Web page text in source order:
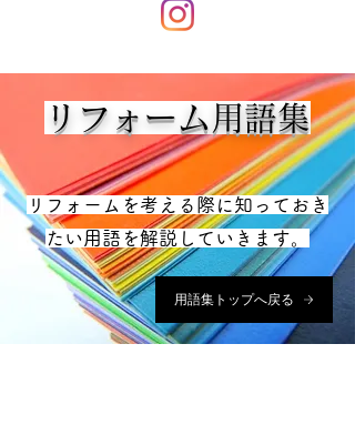
リフォーム用語集
リフォームを考える際に知っておき
たい用語を解説していきます。
用語集トップへ戻る